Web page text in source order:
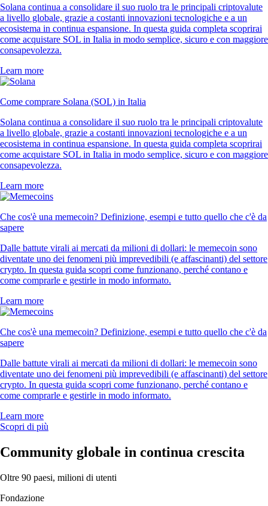
Solana continua a consolidare il suo ruolo tra le principali criptovalute
a livello globale, grazie a costanti innovazioni tecnologiche e a un
ecosistema in continua espansione. In questa guida completa scoprirai
come acquistare SOL in Italia in modo semplice, sicuro e con maggiore
consapevolezza.
Learn more
Come comprare Solana (SOL) in Italia
Solana continua a consolidare il suo ruolo tra le principali criptovalute
a livello globale, grazie a costanti innovazioni tecnologiche e a un
ecosistema in continua espansione. In questa guida completa scoprirai
come acquistare SOL in Italia in modo semplice, sicuro e con maggiore
consapevolezza.
Learn more
Che cos'è una memecoin? Definizione, esempi e tutto quello che c'è da
sapere
Dalle battute virali ai mercati da milioni di dollari: le memecoin sono
diventate uno dei fenomeni più imprevedibili (e affascinanti) del settore
crypto. In questa guida scopri come funzionano, perché contano e
come comprarle e gestirle in modo informato.
Learn more
Che cos'è una memecoin? Definizione, esempi e tutto quello che c'è da
sapere
Dalle battute virali ai mercati da milioni di dollari: le memecoin sono
diventate uno dei fenomeni più imprevedibili (e affascinanti) del settore
crypto. In questa guida scopri come funzionano, perché contano e
come comprarle e gestirle in modo informato.
Learn more
Scopri di più
Community globale in continua crescita
Oltre 90 paesi, milioni di utenti
Fondazione